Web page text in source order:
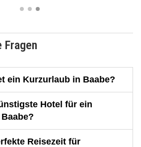
ein Kurzurlaub in Baabe?
Hotel für ein
Reisezeit für